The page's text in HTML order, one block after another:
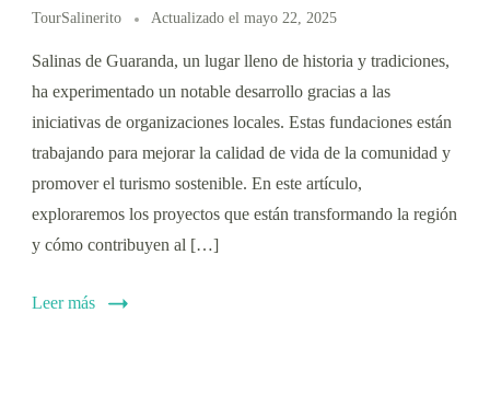
TourSalinerito Actualizado el mayo 22, 2025
Salinas de Guaranda, un lugar lleno de historia y tradiciones,
ha experimentado un notable desarrollo gracias a las
iniciativas de organizaciones locales. Estas fundaciones están
trabajando para mejorar la calidad de vida de la comunidad y
promover el turismo sostenible. En este artículo,
exploraremos los proyectos que están transformando la región
y cómo contribuyen al […]
Leer más